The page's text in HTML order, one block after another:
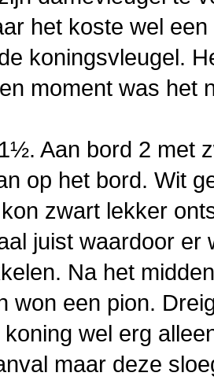
het koste wel
koningsvleugel.
moment was het
Aan bord 2 met
op het bord. Wit
zwart lekker
juist waardoor
Na het
won een pion.
wel erg
maar deze